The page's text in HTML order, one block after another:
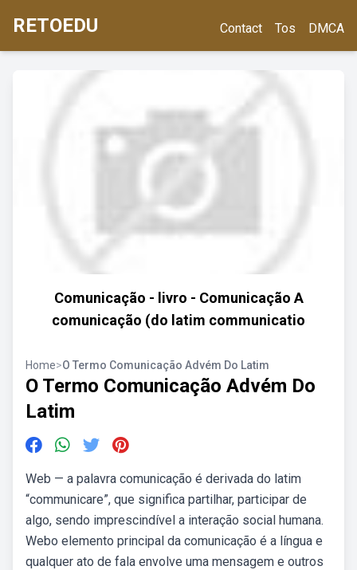
RETOEDU Contact Tos DMCA
Comunicação - livro - Comunicação A
comunicação (do latim communicatio
Home>O Termo Comunicação Advém Do Latim
O Termo Comunicação Advém Do
Latim
Web — a palavra comunicação é derivada do latim
“communicare”, que significa partilhar, participar de
algo, sendo imprescindível a interação social humana.
Webo elemento principal da comunicação é a língua e
qualquer ato de fala envolve uma mensagem e outros